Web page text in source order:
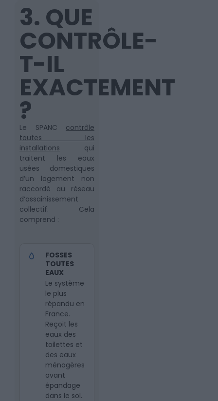
3. QUE
CONTRÔLE-
T-IL
EXACTEMENT
?
Le SPANC contrôle
toutes les
installations qui
traitent les eaux
usées domestiques
d’un logement non
raccordé au réseau
d’assainissement
collectif. Cela
comprend :
FOSSES
TOUTES
EAUX
Le système
le plus
répandu en
France.
Reçoit les
eaux des
toilettes et
des eaux
ménagères
avant
épandage
dans le sol.